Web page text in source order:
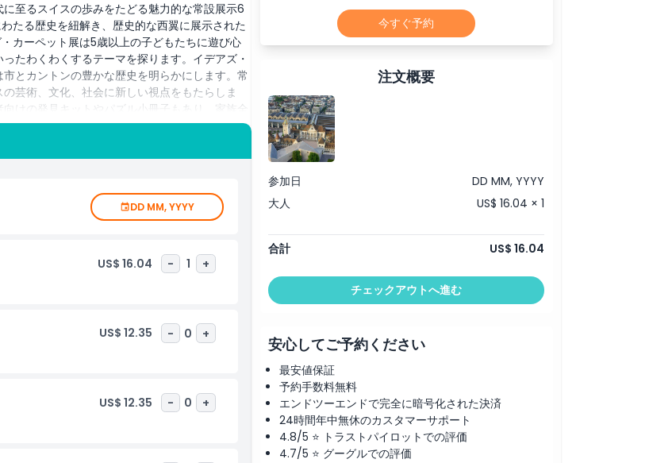
至るスイスの歩みをたどる魅力的な常設展示6
たる歴史を紐解き、歴史的な西翼に展示された
カーペット展は5歳以上の子どもたちに遊び心
たわくわくするテーマを探ります。イデアズ・
とカントンの豊かな歴史を明らかにします。常
芸術、文化、社会に新しい視点をもたらしま
けの発見キットやパズル小冊子もあり、家族全
DD MM, YYYY
US$ 16.04 - 1 +
US$ 12.35 - 0 +
US$ 12.35 - 0 +
今すぐ予約
注文概要
参加日
DD MM, YYYY
大人
US$ 16.04 × 1
合計 US$ 16.04
チェックアウトへ進む
安心してご予約ください
最安値保証
予約手数料無料
エンドツーエンドで完全に暗号化された決済
24時間年中無休のカスタマーサポート
4.8/5 ⭐ トラストパイロットでの評価
4.7/5 ⭐ グーグルでの評価